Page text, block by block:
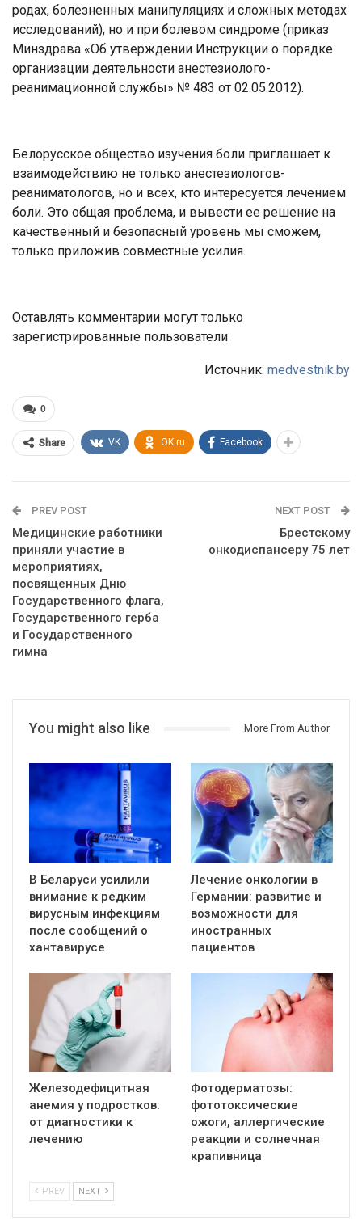
родах, болезненных манипуляциях и сложных методах
исследований), но и при болевом синдроме (приказ
Минздрава «Об утверждении Инструкции о порядке
организации деятельности анестезиолого-
реанимационной службы» № 483 от 02.05.2012).
Белорусское общество изучения боли приглашает к
взаимодействию не только анестезиологов-
реаниматологов, но и всех, кто интересуется лечением
боли. Это общая проблема, и вывести ее решение на
качественный и безопасный уровень мы сможем,
только приложив совместные усилия.
Оставлять комментарии могут только
зарегистрированные пользователи
Источник: medvestnik.by
0
Share VK OK.ru Facebook
PREV POST
Медицинские работники
приняли участие в
мероприятиях,
посвященных Дню
Государственного флага,
Государственного герба
и Государственного
гимна
NEXT POST
Брестскому
онкодиспансеру 75 лет
You might also like More From Author
В Беларуси усилили
внимание к редким
вирусным инфекциям
после сообщений о
хантавирусе
Лечение онкологии в
Германии: развитие и
возможности для
иностранных
пациентов
Железодефицитная
анемия у подростков:
от диагностики к
лечению
Фотодерматозы:
фототоксические
ожоги, аллергические
реакции и солнечная
крапивница
PREV NEXT